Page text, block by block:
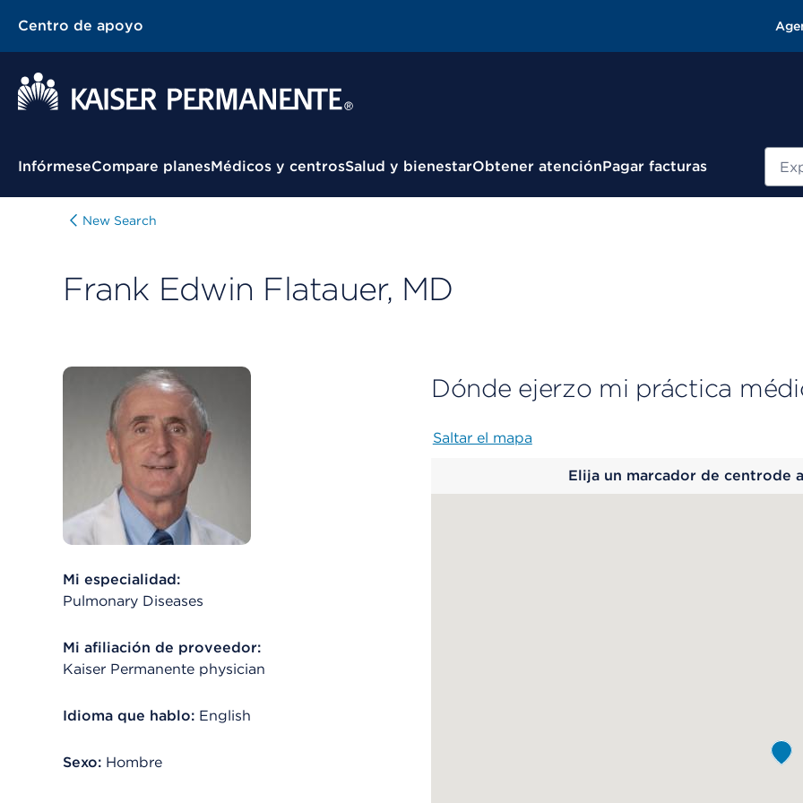
Centro de apoyo
Menú contextual
InfórmeseCompare planesMédicos y centrosSalud y bienestarObtener atenciónPagar facturas
New Search
Frank Edwin Flatauer, MD
Mi especialidad:
Pulmonary Diseases
Mi afiliación de proveedor:
Kaiser Permanente physician
Idioma que hablo: English
Sexo: Hombre
Dónde ejerzo mi práctica
Saltar el mapa
Elija un marcador de centrode